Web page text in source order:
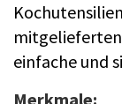
einfache und
Merkmale: